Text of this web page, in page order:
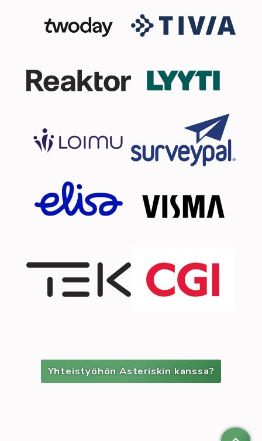
Yhteistyöhön Asteriskin kanssa?